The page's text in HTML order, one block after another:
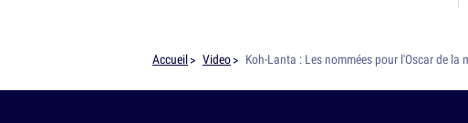
Accueil Video Koh-Lanta : Les nommées pour l'Oscar de la